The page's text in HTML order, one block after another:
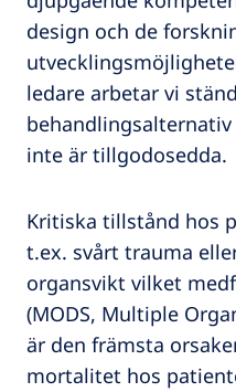
design och de
ledare arbetar vi
inte är tillgodosedda.
Kritiska tillstånd hos
t.ex. svårt trauma
organsvikt vilket
(MODS, Multiple
är den främsta
mortalitet hos